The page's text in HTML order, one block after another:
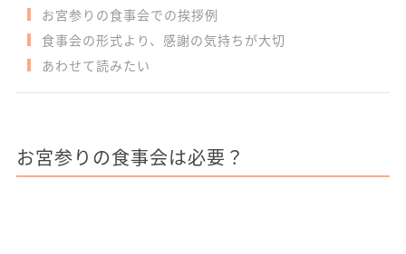
お宮参りの食事会での挨拶例
食事会の形式より、感謝の気持ちが大切
あわせて読みたい
お宮参りの食事会は必要？